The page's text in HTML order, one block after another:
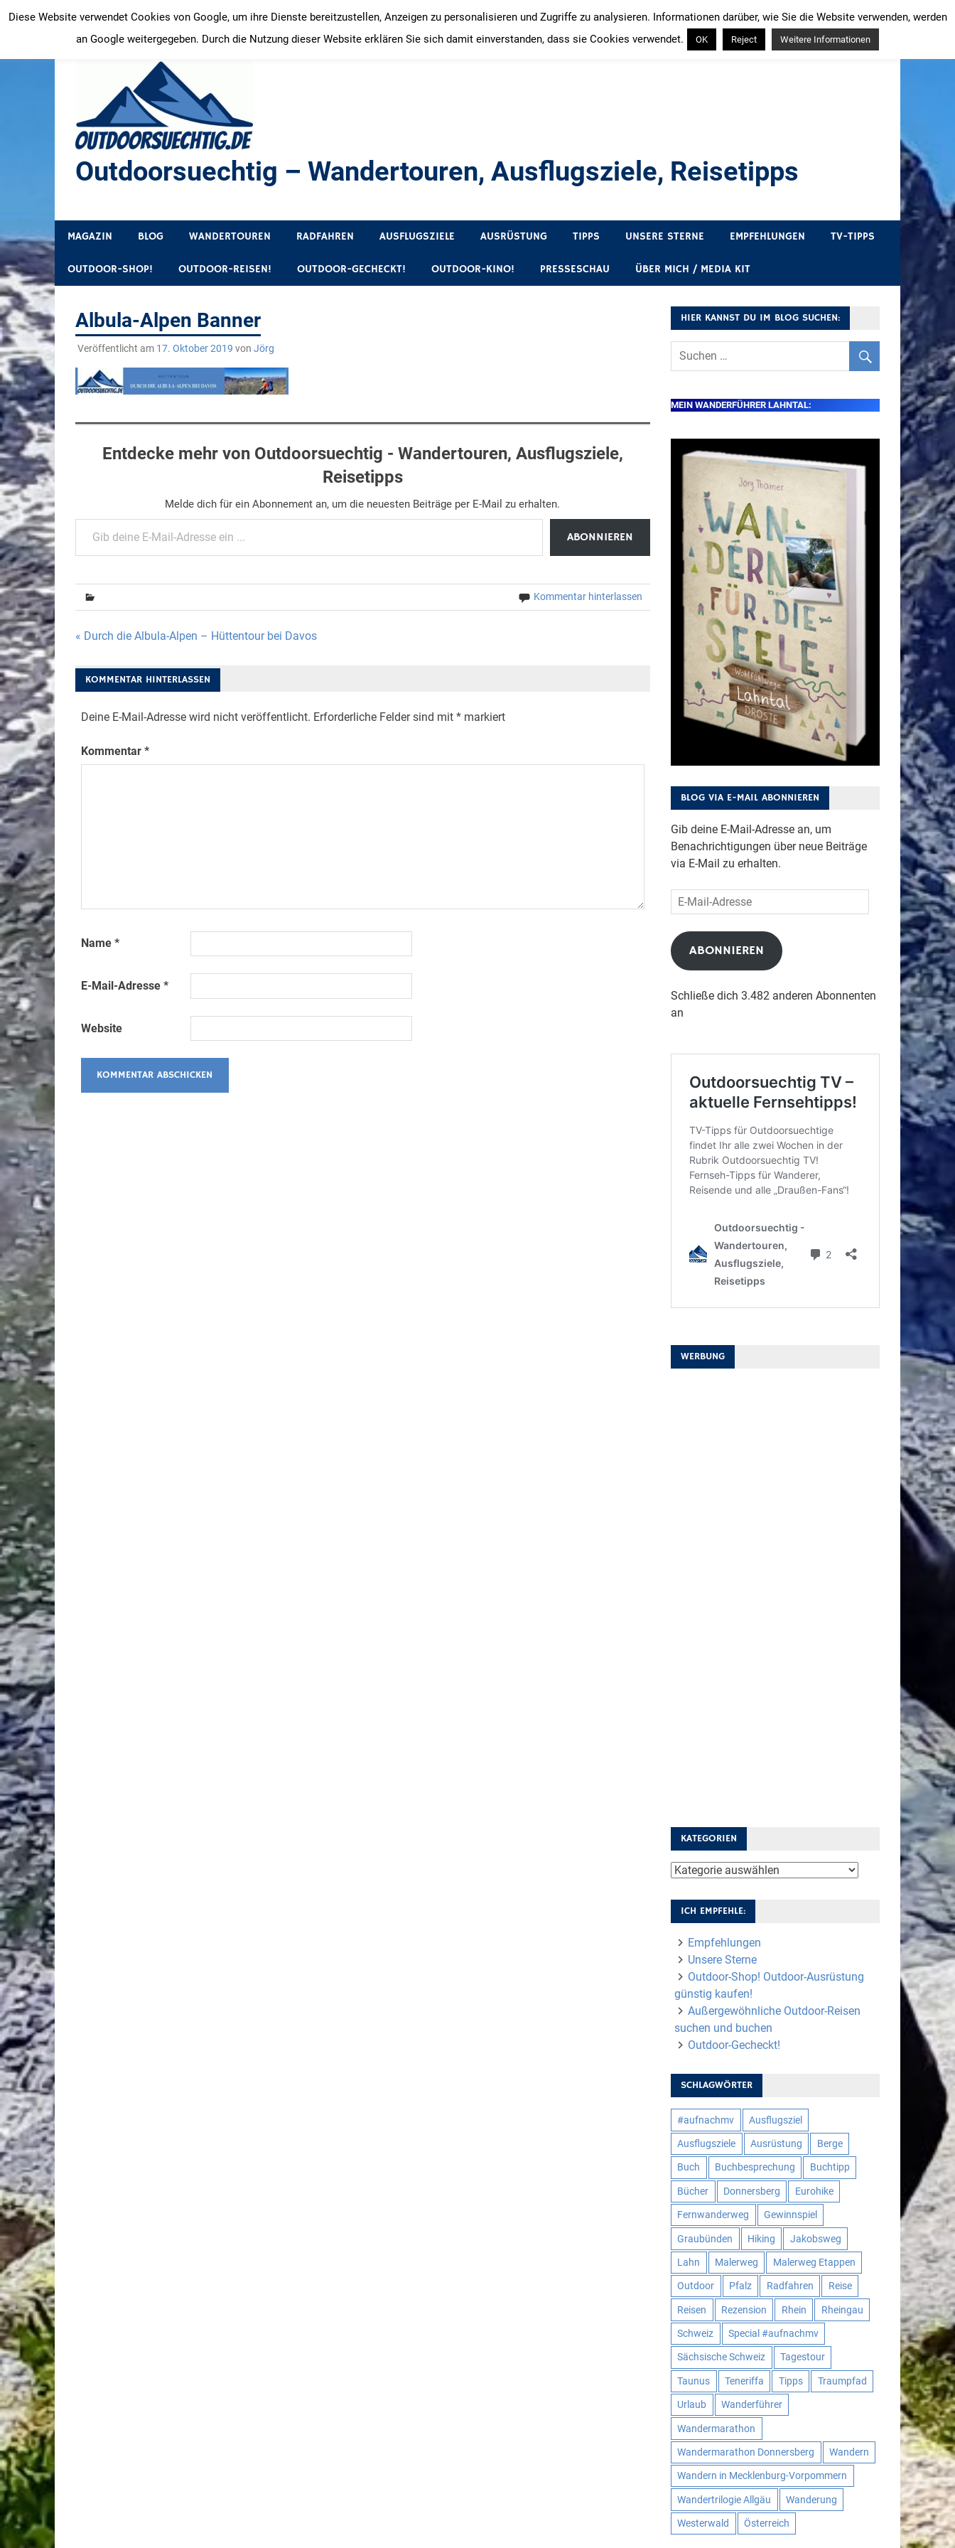
Inhalt
springen
Outdoorsuechtig – Wandertouren, Ausflugsziele, Reisetipps
MAGAZIN BLOG WANDERTOUREN RADFAHREN AUSFLUGSZIELE AUSRÜSTUNG TIPPS UNSERE STERNE EMPFEHLUNGEN TV-TIPPS
OUTDOOR-SHOP! OUTDOOR-REISEN! OUTDOOR-GECHECKT! OUTDOOR-KINO! PRESSESCHAU ÜBER MICH / MEDIA KIT
Albula-Alpen Banner
Veröffentlicht am 17. Oktober 2019 von Jörg
Entdecke mehr von Outdoorsuechtig - Wandertouren, Ausflugsziele,
Reisetipps
Melde dich für ein Abonnement an, um die neuesten Beiträge per E-Mail zu erhalten.
Gib deine E-Mail-Adresse ein ...
ABONNIEREN
Kommentar hinterlassen
Beitragsnavigation
« Durch die Albula-Alpen – Hüttentour bei Davos
KOMMENTAR HINTERLASSEN
Deine E-Mail-Adresse wird nicht veröffentlicht. Erforderliche Felder sind mit *markiert
Kommentar *
Name *
E-Mail-Adresse *
Website
HIER KANNST DU IM BLOG SUCHEN:
MEIN WANDERFÜHRER LAHNTAL:
BLOG VIA E-MAIL ABONNIEREN
Gib deine E-Mail-Adresse an, um
Benachrichtigungen über neue Beiträge
via E-Mail zu erhalten.
E-
Mail-
Adresse
ABONNIEREN
Schließe dich 3.482 anderen Abonnenten
an
WERBUNG
KATEGORIEN
Kategorien
ICH EMPFEHLE:
Empfehlungen
Unsere Sterne
Outdoor-Shop! Outdoor-Ausrüstung
günstig kaufen!
Außergewöhnliche Outdoor-Reisen
suchen und buchen
Outdoor-Gecheckt!
SCHLAGWÖRTER
#aufnachmv Ausflugsziel
Ausflugsziele Ausrüstung Berge
Buch Buchbesprechung Buchtipp
Bücher Donnersberg Eurohike
Fernwanderweg Gewinnspiel
Graubünden Hiking Jakobsweg
Lahn Malerweg Malerweg Etappen
Outdoor Pfalz Radfahren Reise
Reisen Rezension Rhein Rheingau
Schweiz Special #aufnachmv
Sächsische Schweiz Tagestour
Taunus Teneriffa Tipps Traumpfad
Urlaub Wanderführer
Wandermarathon
Wandermarathon Donnersberg Wandern
Wandern in Mecklenburg-Vorpommern
Wandertrilogie Allgäu Wanderung
Westerwald Österreich
Diese Website verwendet Cookies von Google, um ihre Dienste bereitzustellen, Anzeigen zu personalisieren und Zugriffe zu analysieren. Informationen darüber, wie Sie die Website verwenden, werden
an Google weitergegeben. Durch die Nutzung dieser Website erklären Sie sich damit einverstanden, dass sie Cookies verwendet.
OK Reject Weitere Informationen